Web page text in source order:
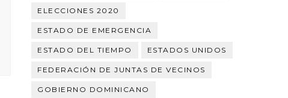
ELECCIONES 2020
ESTADO DE EMERGENCIA
ESTADO DEL TIEMPO ESTADOS UNIDOS
FEDERACIÓN DE JUNTAS DE VECINOS
GOBIERNO DOMINICANO